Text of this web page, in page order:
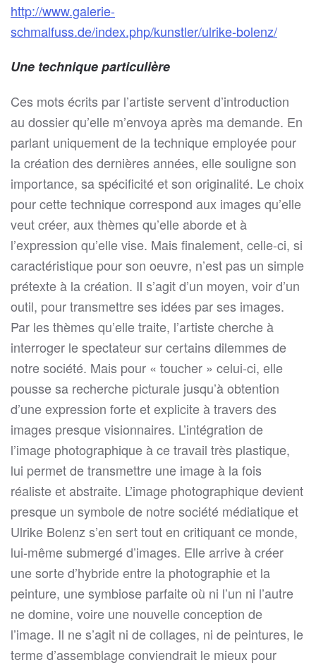
http://www.galerie-
schmalfuss.de/index.php/kunstler/ulrike-bolenz/
Une technique particulière
Ces mots écrits par l’artiste servent d’introduction
au dossier qu’elle m’envoya après ma demande. En
parlant uniquement de la technique employée pour
la création des dernières années, elle souligne son
importance, sa spécificité et son originalité. Le choix
pour cette technique correspond aux images qu’elle
veut créer, aux thèmes qu’elle aborde et à
l’expression qu’elle vise. Mais finalement, celle-ci, si
caractéristique pour son oeuvre, n’est pas un simple
prétexte à la création. Il s’agit d’un moyen, voir d’un
outil, pour transmettre ses idées par ses images.
Par les thèmes qu’elle traite, l’artiste cherche à
interroger le spectateur sur certains dilemmes de
notre société. Mais pour « toucher » celui-ci, elle
pousse sa recherche picturale jusqu’à obtention
d’une expression forte et explicite à travers des
images presque visionnaires. L’intégration de
l’image photographique à ce travail très plastique,
lui permet de transmettre une image à la fois
réaliste et abstraite. L’image photographique devient
presque un symbole de notre société médiatique et
Ulrike Bolenz s’en sert tout en critiquant ce monde,
lui-même submergé d’images. Elle arrive à créer
une sorte d’hybride entre la photographie et la
peinture, une symbiose parfaite où ni l’un ni l’autre
ne domine, voire une nouvelle conception de
l’image. Il ne s’agit ni de collages, ni de peintures, le
terme d’assemblage conviendrait le mieux pour